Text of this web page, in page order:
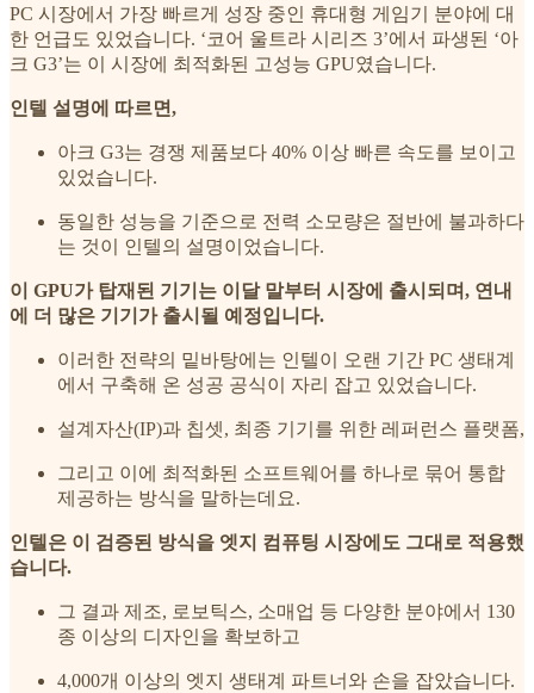
PC 시장에서 가장 빠르게 성장 중인 휴대형 게임기 분야에 대
한 언급도 있었습니다. ‘코어 울트라 시리즈 3’에서 파생된 ‘아
크 G3’는 이 시장에 최적화된 고성능 GPU였습니다.
인텔 설명에 따르면,
아크 G3는 경쟁 제품보다 40% 이상 빠른 속도를 보이고
있었습니다.
동일한 성능을 기준으로 전력 소모량은 절반에 불과하다
는 것이 인텔의 설명이었습니다.
이 GPU가 탑재된 기기는 이달 말부터 시장에 출시되며, 연내
에 더 많은 기기가 출시될 예정입니다.
이러한 전략의 밑바탕에는 인텔이 오랜 기간 PC 생태계
에서 구축해 온 성공 공식이 자리 잡고 있었습니다.
설계자산(IP)과 칩셋, 최종 기기를 위한 레퍼런스 플랫폼,
그리고 이에 최적화된 소프트웨어를 하나로 묶어 통합
제공하는 방식을 말하는데요.
인텔은 이 검증된 방식을 엣지 컴퓨팅 시장에도 그대로 적용했
습니다.
그 결과 제조, 로보틱스, 소매업 등 다양한 분야에서 130
종 이상의 디자인을 확보하고
4,000개 이상의 엣지 생태계 파트너와 손을 잡았습니다.